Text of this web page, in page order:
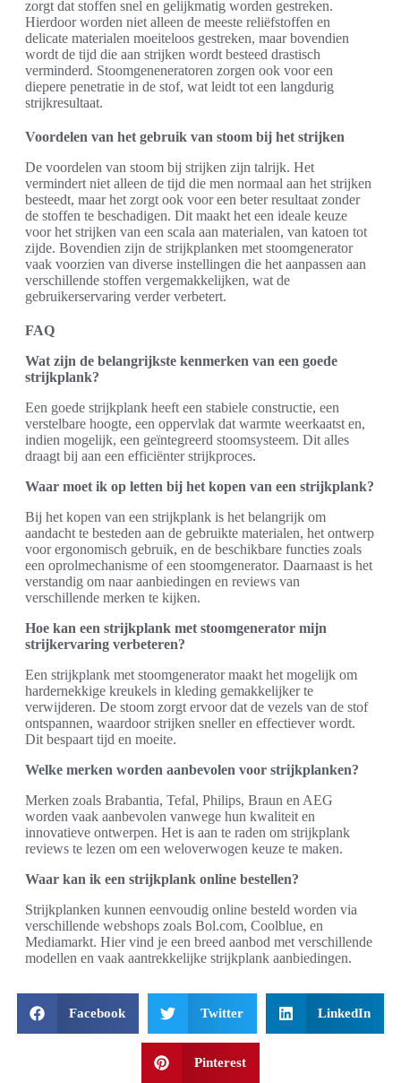
zorgt dat stoffen snel en gelijkmatig worden gestreken.
Hierdoor worden niet alleen de meeste reliëfstoffen en
delicate materialen moeiteloos gestreken, maar bovendien
wordt de tijd die aan strijken wordt besteed drastisch
verminderd. Stoomgeneneratoren zorgen ook voor een
diepere penetratie in de stof, wat leidt tot een langdurig
strijkresultaat.
Voordelen van het gebruik van stoom bij het strijken
De voordelen van stoom bij strijken zijn talrijk. Het
vermindert niet alleen de tijd die men normaal aan het strijken
besteedt, maar het zorgt ook voor een beter resultaat zonder
de stoffen te beschadigen. Dit maakt het een ideale keuze
voor het strijken van een scala aan materialen, van katoen tot
zijde. Bovendien zijn de strijkplanken met stoomgenerator
vaak voorzien van diverse instellingen die het aanpassen aan
verschillende stoffen vergemakkelijken, wat de
gebruikerservaring verder verbetert.
FAQ
Wat zijn de belangrijkste kenmerken van een goede
strijkplank?
Een goede strijkplank heeft een stabiele constructie, een
verstelbare hoogte, een oppervlak dat warmte weerkaatst en,
indien mogelijk, een geïntegreerd stoomsysteem. Dit alles
draagt bij aan een efficiënter strijkproces.
Waar moet ik op letten bij het kopen van een strijkplank?
Bij het kopen van een strijkplank is het belangrijk om
aandacht te besteden aan de gebruikte materialen, het ontwerp
voor ergonomisch gebruik, en de beschikbare functies zoals
een oprolmechanisme of een stoomgenerator. Daarnaast is het
verstandig om naar aanbiedingen en reviews van
verschillende merken te kijken.
Hoe kan een strijkplank met stoomgenerator mijn
strijkervaring verbeteren?
Een strijkplank met stoomgenerator maakt het mogelijk om
hardernekkige kreukels in kleding gemakkelijker te
verwijderen. De stoom zorgt ervoor dat de vezels van de stof
ontspannen, waardoor strijken sneller en effectiever wordt.
Dit bespaart tijd en moeite.
Welke merken worden aanbevolen voor strijkplanken?
Merken zoals Brabantia, Tefal, Philips, Braun en AEG
worden vaak aanbevolen vanwege hun kwaliteit en
innovatieve ontwerpen. Het is aan te raden om strijkplank
reviews te lezen om een weloverwogen keuze te maken.
Waar kan ik een strijkplank online bestellen?
Strijkplanken kunnen eenvoudig online besteld worden via
verschillende webshops zoals Bol.com, Coolblue, en
Mediamarkt. Hier vind je een breed aanbod met verschillende
modellen en vaak aantrekkelijke strijkplank aanbiedingen.
Facebook Twitter LinkedIn
Pinterest